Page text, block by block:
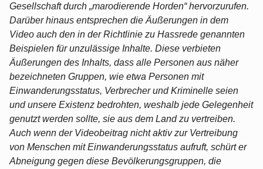
Gesellschaft durch „marodierende Horden“ hervorzurufen.
Darüber hinaus entsprechen die Äußerungen in dem
Video auch den in der Richtlinie zu Hassrede genannten
Beispielen für unzulässige Inhalte. Diese verbieten
Äußerungen des Inhalts, dass alle Personen aus näher
bezeichneten Gruppen, wie etwa Personen mit
Einwanderungsstatus, Verbrecher und Kriminelle seien
und unsere Existenz bedrohten, weshalb jede Gelegenheit
genutzt werden sollte, sie aus dem Land zu vertreiben.
Auch wenn der Videobeitrag nicht aktiv zur Vertreibung
von Menschen mit Einwanderungsstatus aufruft, schürt er
Abneigung gegen diese Bevölkerungsgruppen, die